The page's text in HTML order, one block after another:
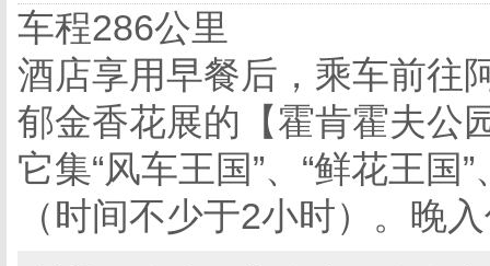
车程286公里
酒店享用早餐后，乘车前往
郁金香花展的【霍肯霍夫公
它集“风车王国”、“鲜花王国
（时间不少于2小时）。晚